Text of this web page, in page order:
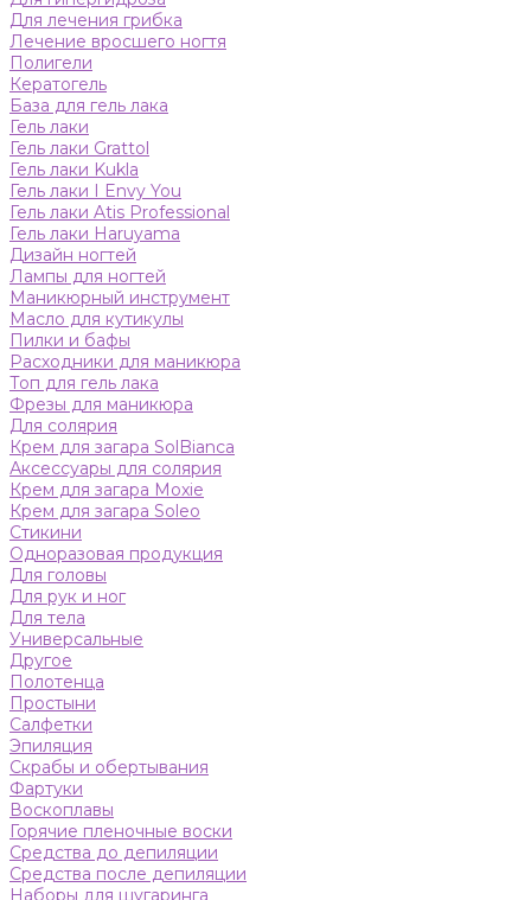
Для лечения грибка
Лечение вросшего ногтя
Полигели
Кератогель
База для гель лака
Гель лаки
Гель лаки Grattol
Гель лаки Kukla
Гель лаки I Envy You
Гель лаки Atis Professional
Гель лаки Haruyama
Дизайн ногтей
Лампы для ногтей
Маникюрный инструмент
Масло для кутикулы
Пилки и бафы
Расходники для маникюра
Топ для гель лака
Фрезы для маникюра
Для солярия
Крем для загара SolBianca
Аксессуары для солярия
Крем для загара Moxie
Крем для загара Soleo
Стикини
Одноразовая продукция
Для головы
Для рук и ног
Для тела
Универсальные
Другое
Полотенца
Простыни
Салфетки
Эпиляция
Скрабы и обертывания
Фартуки
Воскоплавы
Горячие пленочные воски
Средства до депиляции
Средства после депиляции
Наборы для шугаринга